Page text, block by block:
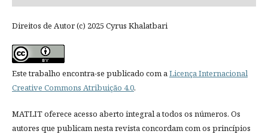
Direitos de Autor (c) 2025 Cyrus Khalatbari
Este trabalho encontra-se publicado com a Licença Internacional
Creative Commons Atribuição 4.0.
MATLIT oferece acesso aberto integral a todos os números. Os
autores que publicam nesta revista concordam com os princípios